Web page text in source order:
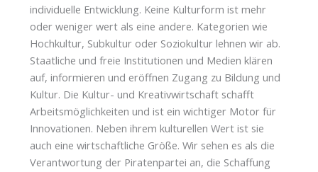
individuelle Entwicklung. Keine Kulturform ist mehr
oder weniger wert als eine andere. Kategorien wie
Hochkultur, Subkultur oder Soziokultur lehnen wir ab.
Staatliche und freie Institutionen und Medien klären
auf, informieren und eröffnen Zugang zu Bildung und
Kultur. Die Kultur- und Kreativwirtschaft schafft
Arbeitsmöglichkeiten und ist ein wichtiger Motor für
Innovationen. Neben ihrem kulturellen Wert ist sie
auch eine wirtschaftliche Größe. Wir sehen es als die
Verantwortung der Piratenpartei an, die Schaffung